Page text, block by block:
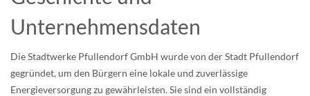
Unternehmensdaten
Die Stadtwerke Pfullendorf GmbH wurde von der Stadt Pfullendorf
gegründet, um den Bürgern eine lokale und zuverlässige
Energieversorgung zu gewährleisten. Sie sind ein vollständig